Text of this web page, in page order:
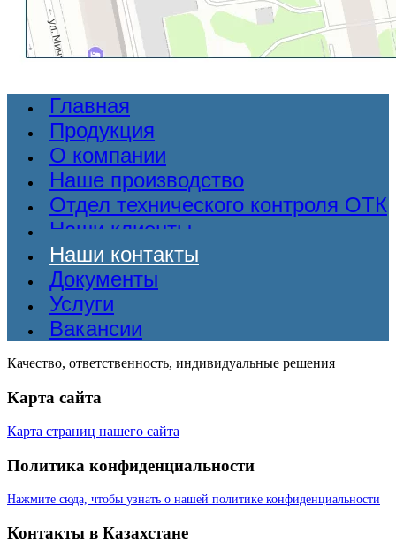
Главная
Продукция
О компании
Наше производство
Отдел технического контроля ОТК
Наши клиенты
Наши контакты
Документы
Услуги
Вакансии
Качество, ответственность, индивидуальные решения
Карта сайта
Карта страниц нашего сайта
Политика конфиденциальности
Нажмите сюда, чтобы узнать о нашей политике конфиденциальности
Контакты в Казахстане